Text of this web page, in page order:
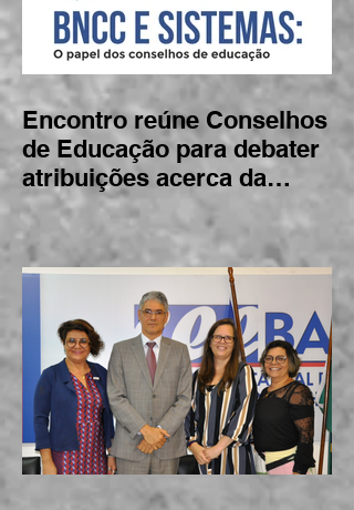
Encontro reúne Conselhos
de Educação para debater
atribuições acerca da